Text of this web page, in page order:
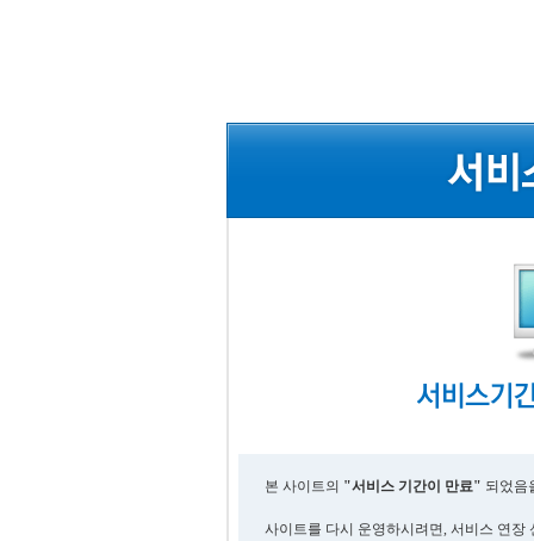
본 사이트의 "서비스 기간이 만료" 되었음
사이트를 다시 운영하시려면, 서비스 연장